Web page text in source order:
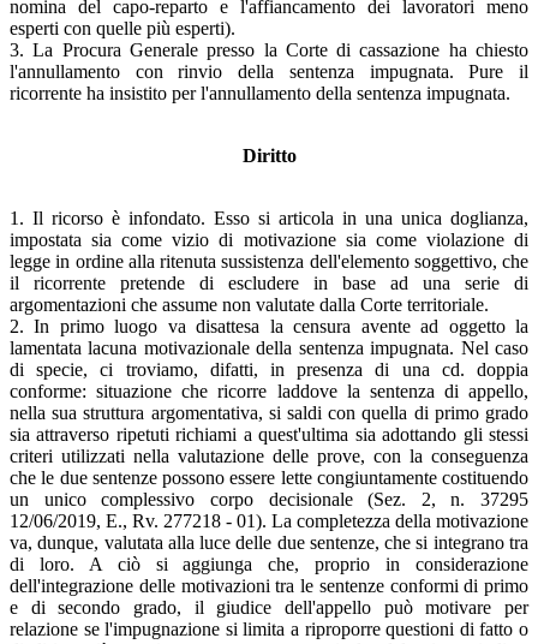
nomina del capo-reparto e l'affiancamento dei lavoratori meno
esperti con quelle più esperti).
3. La Procura Generale presso la Corte di cassazione ha chiesto
l'annullamento con rinvio della sentenza impugnata. Pure il
ricorrente ha insistito per l'annullamento della sentenza impugnata.
Diritto
1. Il ricorso è infondato. Esso si articola in una unica doglianza,
impostata sia come vizio di motivazione sia come violazione di
legge in ordine alla ritenuta sussistenza dell'elemento soggettivo, che
il ricorrente pretende di escludere in base ad una serie di
argomentazioni che assume non valutate dalla Corte territoriale.
2. In primo luogo va disattesa la censura avente ad oggetto la
lamentata lacuna motivazionale della sentenza impugnata. Nel caso
di specie, ci troviamo, difatti, in presenza di una cd. doppia
conforme: situazione che ricorre laddove la sentenza di appello,
nella sua struttura argomentativa, si saldi con quella di primo grado
sia attraverso ripetuti richiami a quest'ultima sia adottando gli stessi
criteri utilizzati nella valutazione delle prove, con la conseguenza
che le due sentenze possono essere lette congiuntamente costituendo
un unico complessivo corpo decisionale (Sez. 2, n. 37295
12/06/2019, E., Rv. 277218 - 01). La completezza della motivazione
va, dunque, valutata alla luce delle due sentenze, che si integrano tra
di loro. A ciò si aggiunga che, proprio in considerazione
dell'integrazione delle motivazioni tra le sentenze conformi di primo
e di secondo grado, il giudice dell'appello può motivare per
relazione se l'impugnazione si limita a riproporre questioni di fatto o